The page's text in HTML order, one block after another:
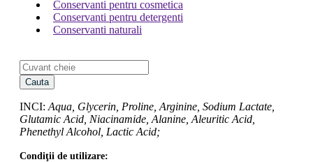
Conservanti pentru cosmetica
Conservanti pentru detergenti
Conservanti naturali
Cauta
INCI: Aqua, Glycerin, Proline, Arginine, Sodium Lactate,
Glutamic Acid, Niacinamide, Alanine, Aleuritic Acid,
Phenethyl Alcohol, Lactic Acid;
Condiţii de utilizare: